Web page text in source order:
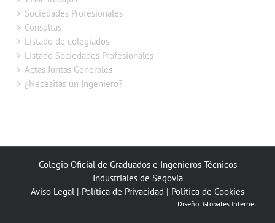
Sociedades Profesionales
Consultas
Listado de colegiados
Listado Sociedades Profesionales
Actas Juntas Generales
¿Necesitas un Ingeniero?
Colegio Oficial de Graduados e Ingenieros Técnicos
Industriales de Segovia
Aviso Legal | Política de Privacidad | Política de Cookies
Diseño: Globales Internet